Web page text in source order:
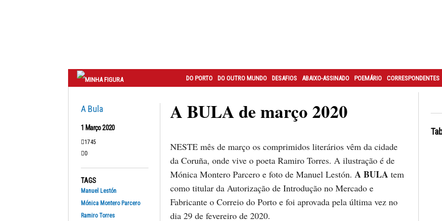
DO PORTO DO OUTRO MUNDO DESAFIOS ABAIXO-ASSINADO POEMÁRIO CORRESPONDENTES
A Bula
1 Março 2020
1745
0
TAGS
Manuel Lestón
Mónica Montero Parcero
Ramiro Torres
A BULA de março 2020
NESTE mês de março os comprimidos literários vêm da cidade
da Coruña, onde vive o poeta Ramiro Torres. A ilustração é de
Mónica Montero Parcero e foto de Manuel Lestón. A BULA tem
como titular da Autorização de Introdução no Mercado e
Fabricante o Correio do Porto e foi aprovada pela última vez no
dia 29 de fevereiro de 2020.